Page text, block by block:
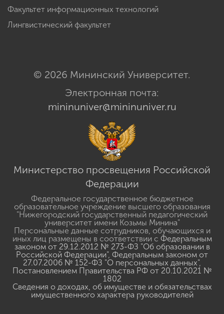
Факультет информационных технологий
Лингвистический факультет
© 2026 Мининский Университет.
Электронная почта:
mininuniver@mininuniver.ru
Министерство просвещения Российской
Федерации
Федеральное государственное бюджетное
образовательное учреждение высшего образования
"Нижегородский государственный педагогический
университет имени Козьмы Минина"
Персональные данные сотрудников, обучающихся и
иных лиц размещены в соответствии с Федеральным
законом от 29.12.2012 № 273-ФЗ "Об образовании в
Российской Федерации", Федеральным законом от
27.07.2006 № 152-ФЗ "О персональных данных",
Постановлением Правительства РФ от 20.10.2021 №
1802
Сведения о доходах, об имуществе и обязательствах
имущественного характера руководителей